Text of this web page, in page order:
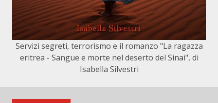
Servizi segreti, terrorismo e il romanzo "La ragazza
eritrea - Sangue e morte nel deserto del Sinai", di
Isabella Silvestri